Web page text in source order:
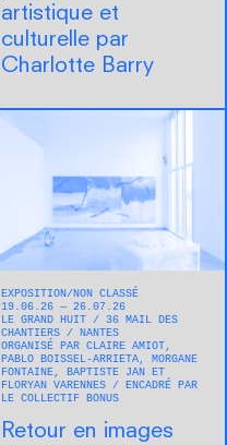
artistique et
culturelle par
Charlotte Barry
EXPOSITION NON CLASSÉ
19.06.26 — 26.07.26
LE GRAND HUIT
36 MAIL DES
CHANTIERS
NANTES
ORGANISÉ PAR CLAIRE AMIOT,
PABLO BOISSEL-ARRIETA, MORGANE
FONTAINE, BAPTISTE JAN ET
FLORYAN VARENNES
ENCADRÉ PAR
LE COLLECTIF BONUS
Retour en images